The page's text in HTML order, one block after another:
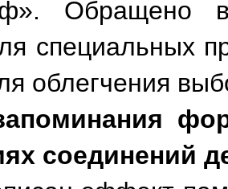
Обращено
специальных
облегчения
соединений